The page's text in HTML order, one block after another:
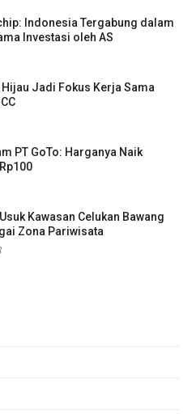
Indonesia Tergabung dalam
Investasi oleh AS
Hijau Jadi Fokus Kerja Sama
PT GoTo: Harganya Naik
Kawasan Celukan Bawang
Zona Pariwisata